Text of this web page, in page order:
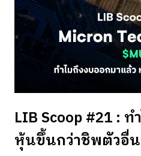
LIB Scoop #21 :
หุ้นขึ้นกว่าชิพตัวอื่